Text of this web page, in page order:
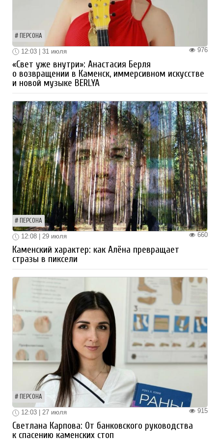
ПЕРСОНА
976
12:03 | 31 июля
«Свет уже внутри»: Анастасия Берля
о возвращении в Каменск, иммерсивном искусстве
и новой музыке BERLYA
ПЕРСОНА
660
12:08 | 29 июля
Каменский характер: как Алёна превращает
стразы в пиксели
ПЕРСОНА
915
12:03 | 27 июля
Светлана Карпова: От банковского руководства
к спасению каменских стоп